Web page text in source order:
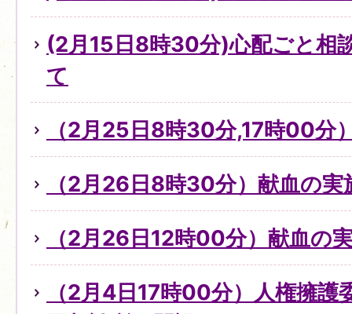
(2月15日8時30分)心配ごと相
て
（2月25日8時30分,17時00分
（2月26日8時30分）献血の
（2月26日12時00分）献血の
（2月4日17時00分）人権擁護